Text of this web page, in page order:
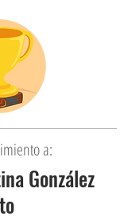
a:
González